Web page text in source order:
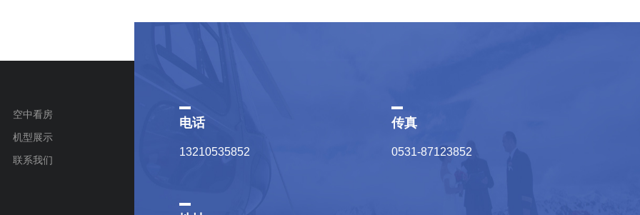
空中看房
机型展示
联系我们
电话
13210535852
传真
0531-87123852